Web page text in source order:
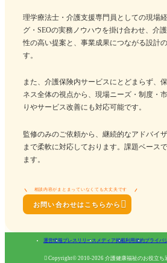
理学療法士・介護支援専門員としての現場
グ・SEOの実務ノウハウを掛け合わせ、介
性の高い提案と、事業成果につながる設計
す。
また、介護保険内サービスにとどまらず、
ネス全体の視点から、現場ニーズ・制度・
りやサービス改善にも対応可能です。
監修のみのご依頼から、継続的なアドバイ
まで柔軟に対応しております。課題ベース
ます。
相談内容がまとまっていなくても大丈夫です
お問い合わせはこちらから 
運営情報プレスリリース メディア掲載利用規約プライバ
 Copyright© 2010-2026 介護健康福祉のお役立ち